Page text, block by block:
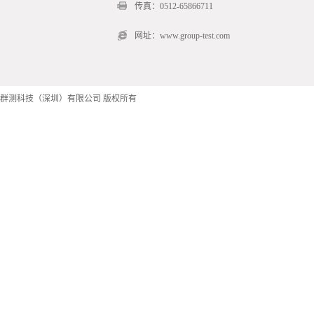
传真：0512-65866711
网址：www.group-test.com
群测科技（深圳）有限公司 版权所有